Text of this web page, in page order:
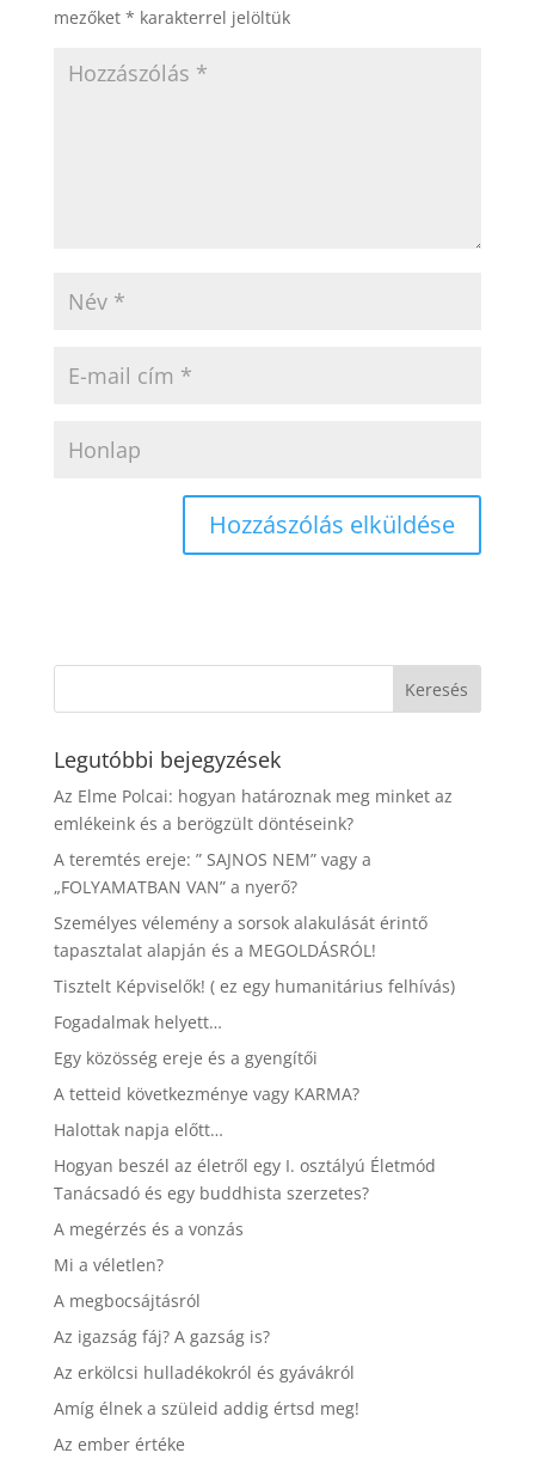
mezőket * karakterrel jelöltük
Legutóbbi bejegyzések
Az Elme Polcai: hogyan határoznak meg minket az
emlékeink és a berögzült döntéseink?
A teremtés ereje: ” SAJNOS NEM” vagy a
„FOLYAMATBAN VAN” a nyerő?
Személyes vélemény a sorsok alakulását érintő
tapasztalat alapján és a MEGOLDÁSRÓL!
Tisztelt Képviselők! ( ez egy humanitárius felhívás)
Fogadalmak helyett…
Egy közösség ereje és a gyengítői
A tetteid következménye vagy KARMA?
Halottak napja előtt…
Hogyan beszél az életről egy I. osztályú Életmód
Tanácsadó és egy buddhista szerzetes?
A megérzés és a vonzás
Mi a véletlen?
A megbocsájtásról
Az igazság fáj? A gazság is?
Az erkölcsi hulladékokról és gyávákról
Amíg élnek a szüleid addig értsd meg!
Az ember értéke